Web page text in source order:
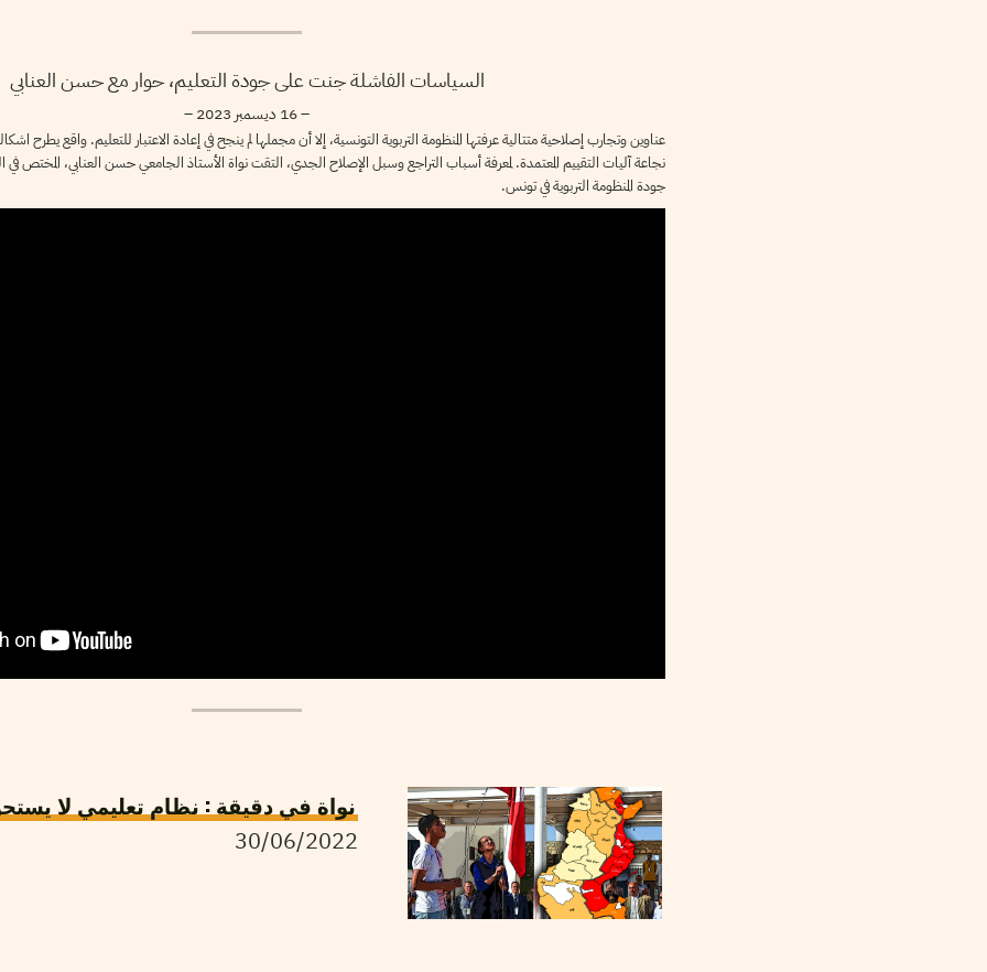
السياسات الفاشلة جنت على جودة التعليم، حوار مع حسن العنابي
– 16 ديسمبر 2023 –
عناوين وتجارب إصلاحية متتالية عرفتها المنظومة التربوية التونسية، إلا أن مجملها لم ينجح في إعادة الاعتبار للتعليم. واقع
نجاعة آليات التقييم المعتمدة. لمعرفة أسباب التراجع وسبل الإصلاح الجدي، التقت نواة الأستاذ الجامعي حسن العنابي، المختص في
جودة المنظومة التربوية في تونس.
نواة في دقيقة : نظام تعليمي لا
30/06/2022